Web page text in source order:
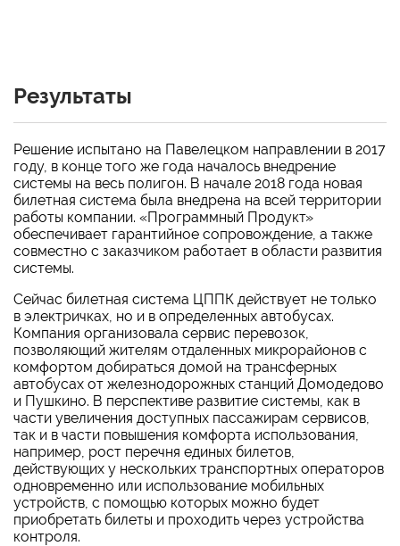
Результаты
Решение испытано на Павелецком направлении в 2017
году, в конце того же года началось внедрение
системы на весь полигон. В начале 2018 года новая
билетная система была внедрена на всей территории
работы компании. «Программный Продукт»
обеспечивает гарантийное сопровождение, а также
совместно с заказчиком работает в области развития
системы.
Сейчас билетная система ЦППК действует не только
в электричках, но и в определенных автобусах.
Компания организовала сервис перевозок,
позволяющий жителям отдаленных микрорайонов с
комфортом добираться домой на трансферных
автобусах от железнодорожных станций Домодедово
и Пушкино. В перспективе развитие системы, как в
части увеличения доступных пассажирам сервисов,
так и в части повышения комфорта использования,
например, рост перечня единых билетов,
действующих у нескольких транспортных операторов
одновременно или использование мобильных
устройств, с помощью которых можно будет
приобретать билеты и проходить через устройства
контроля.